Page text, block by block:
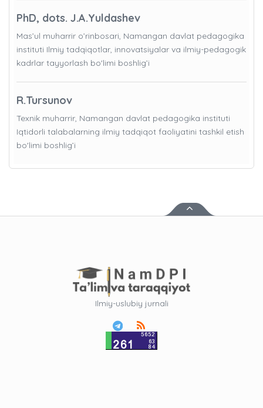
PhD, dots. J.A.Yuldashev
Mas’ul muharrir o’rinbosari, Namangan davlat pedagogika
instituti Ilmiy tadqiqotlar, innovatsiyalar va ilmiy-pedagogik
kadrlar tayyorlash bo'limi boshlig’i
R.Tursunov
Texnik muharrir, Namangan davlat pedagogika instituti
Iqtidorli talabalarning ilmiy tadqiqot faoliyatini tashkil etish
bo'limi boshlig’i
Ilmiy-uslubiy jurnali